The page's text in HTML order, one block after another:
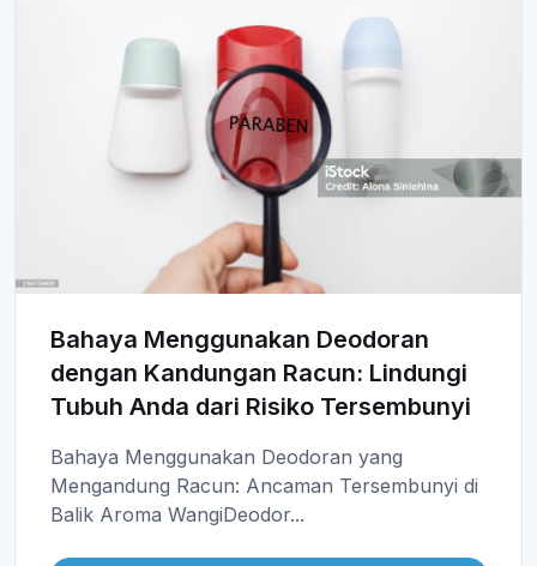
Bahaya Menggunakan Deodoran
dengan Kandungan Racun: Lindungi
Tubuh Anda dari Risiko Tersembunyi
Bahaya Menggunakan Deodoran yang
Mengandung Racun: Ancaman Tersembunyi di
Balik Aroma WangiDeodor...